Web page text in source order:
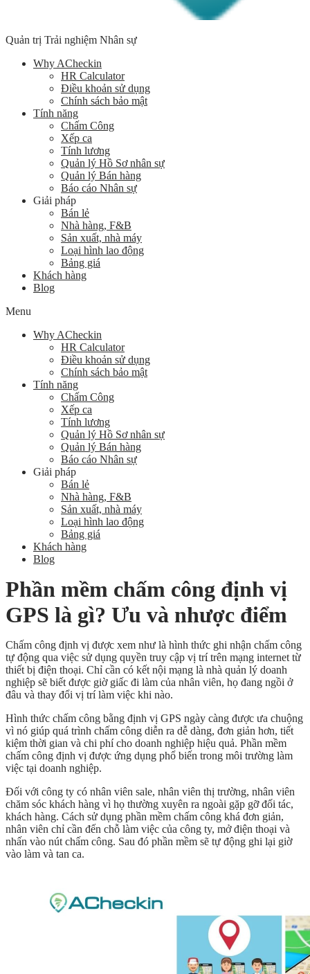
Quản trị Trải nghiệm Nhân sự
Why ACheckin
HR Calculator
Điều khoản sử dụng
Chính sách bảo mật
Tính năng
Chấm Công
Xếp ca
Tính lương
Quản lý Hồ Sơ nhân sự
Quản lý Bán hàng
Báo cáo Nhân sự
Giải pháp
Bán lẻ
Nhà hàng, F&B
Sản xuất, nhà máy
Loại hình lao động
Bảng giá
Khách hàng
Blog
Menu
Why ACheckin
HR Calculator
Điều khoản sử dụng
Chính sách bảo mật
Tính năng
Chấm Công
Xếp ca
Tính lương
Quản lý Hồ Sơ nhân sự
Quản lý Bán hàng
Báo cáo Nhân sự
Giải pháp
Bán lẻ
Nhà hàng, F&B
Sản xuất, nhà máy
Loại hình lao động
Bảng giá
Khách hàng
Blog
Phần mềm chấm công định vị
GPS là gì? Ưu và nhược điểm
Chấm công định vị được xem như là hình thức ghi nhận chấm công
tự động qua việc sử dụng quyền truy cập vị trí trên mạng internet từ
thiết bị điện thoại. Chỉ cần có kết nội mạng là nhà quản lý doanh
nghiệp sẽ biết được giờ giấc đi làm của nhân viên, họ đang ngồi ở
đâu và thay đổi vị trí làm việc khi nào.
Hình thức chấm công bằng định vị GPS ngày càng được ưa chuộng
vì nó giúp quá trình chấm công diễn ra dễ dàng, đơn giản hơn, tiết
kiệm thời gian và chi phí cho doanh nghiệp hiệu quả. Phần mềm
chấm công định vị được ứng dụng phổ biến trong môi trường làm
việc tại doanh nghiệp.
Đối với công ty có nhân viên sale, nhân viên thị trường, nhân viên
chăm sóc khách hàng vì họ thường xuyên ra ngoài gặp gỡ đối tác,
khách hàng. Cách sử dụng phần mềm chấm công khá đơn giản,
nhân viên chỉ cần đến chỗ làm việc của công ty, mở điện thoại và
nhấn vào nút chấm công. Sau đó phần mềm sẽ tự động ghi lại giờ
vào làm và tan ca.